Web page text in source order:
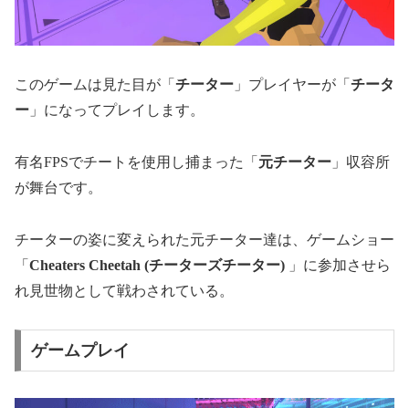
このゲームは見た目が「 チーター 」プレイヤーが「 チータ
ー 」になってプレイします。
有名FPSでチートを使用し捕まった「 元チーター 」収容所
が舞台です。
チーターの姿に変えられた元チーター達は、ゲームショー
「 Cheaters Cheetah (チーターズチーター) 」に参加させら
れ見世物として戦わされている。
ゲームプレイ